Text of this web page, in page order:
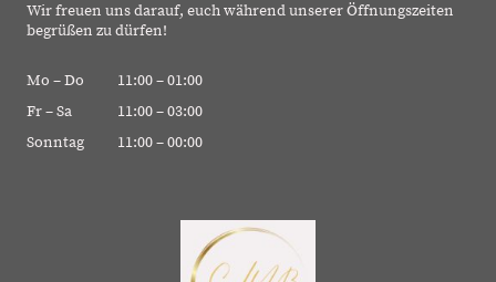
Wir freuen uns darauf, euch während unserer Öffnungszeiten
begrüßen zu dürfen!
Mo –Do 11:00–01:00
Fr–Sa 11:00–03:00
Sonntag
11:00–00:00